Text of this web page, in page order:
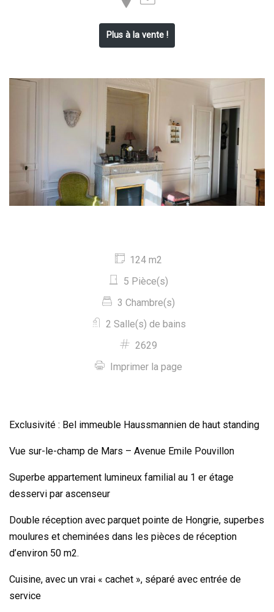
Plus à la vente !
124 m2
5 Pièce(s)
3 Chambre(s)
2 Salle(s) de bains
2629
Imprimer la page
Exclusivité : Bel immeuble Haussmannien de haut standing
Vue sur-le-champ de Mars – Avenue Emile Pouvillon
Superbe appartement lumineux familial au 1 er étage
desservi par ascenseur
Double réception avec parquet pointe de Hongrie, superbes
moulures et cheminées dans les pièces de réception
d’environ 50 m2.
Cuisine, avec un vrai « cachet », séparé avec entrée de
service